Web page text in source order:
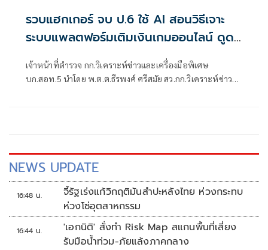
รวบแฮกเกอร์ จบ ป.6 ใช้ AI สอนวิธีเจาะ
ระบบแพลตฟอร์มเติมเงินเกมออนไลน์ ดูด
เงิน 2 แสน พบมี 5 หมายจับ
เจ้าหน้าที่ตำรวจ กก.วิเคราะห์ข่าวและเครื่องมือพิเศษ
บก.สอท.5 นำโดย พ.ต.ต.ธีรพงศ์ ศรีสมัย สว.กก.วิเคราะห์ข่าว
NEWS UPDATE
16:48 น.
จี้รัฐเร่งแก้วิกฤติมันสำปะหลังไทย ห่วงกระทบ
ห่วงโซ่อุตสาหกรรม
16:44 น.
'เอกนิติ' สั่งทำ Risk Map สแกนพื้นที่เสี่ยง
รับมือน้ำท่วม-ภัยแล้งภาคกลาง